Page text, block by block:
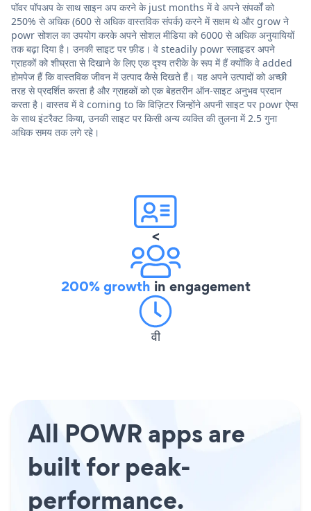
पॉवर पॉपअप के साथ साइन अप करने के just months में वे अपने संपर्कों को
250% से अधिक (600 से अधिक वास्तविक संपर्क) करने में सक्षम थे और grow ने
powr सोशल का उपयोग करके अपने सोशल मीडिया को 6000 से अधिक अनुयायियों
तक बढ़ा दिया है। उनकी साइट पर फ़ीड। वे steadily powr स्लाइडर अपने
ग्राहकों को शीघ्रता से दिखाने के लिए एक दृश्य तरीके के रूप में हैं क्योंकि वे added
होमपेज हैं कि वास्तविक जीवन में उत्पाद कैसे दिखते हैं। यह अपने उत्पादों को अच्छी
तरह से प्रदर्शित करता है और ग्राहकों को एक बेहतरीन ऑन-साइट अनुभव प्रदान
करता है। वास्तव में वे coming to कि विज़िटर जिन्होंने अपनी साइट पर powr ऐप्स
के साथ इंटरैक्ट किया, उनकी साइट पर किसी अन्य व्यक्ति की तुलना में 2.5 गुना
अधिक समय तक लगे रहे।
<
200% growth in engagement
वी
All POWR apps are
built for peak-
performance.